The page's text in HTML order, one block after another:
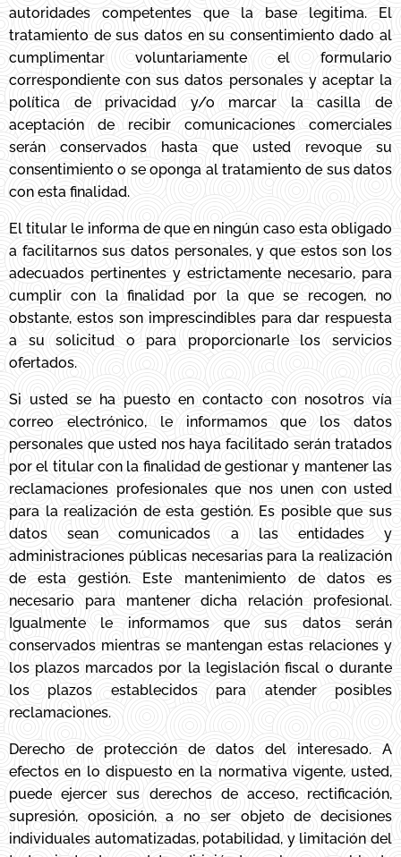
autoridades competentes que la base legitima. El
tratamiento de sus datos en su consentimiento dado al
cumplimentar voluntariamente el formulario
correspondiente con sus datos personales y aceptar la
política de privacidad y/o marcar la casilla de
aceptación de recibir comunicaciones comerciales
serán conservados hasta que usted revoque su
consentimiento o se oponga al tratamiento de sus datos
con esta finalidad.
El titular le informa de que en ningún caso esta obligado
a facilitarnos sus datos personales, y que estos son los
adecuados pertinentes y estrictamente necesario, para
cumplir con la finalidad por la que se recogen, no
obstante, estos son imprescindibles para dar respuesta
a su solicitud o para proporcionarle los servicios
ofertados.
Si usted se ha puesto en contacto con nosotros vía
correo electrónico, le informamos que los datos
personales que usted nos haya facilitado serán tratados
por el titular con la finalidad de gestionar y mantener las
reclamaciones profesionales que nos unen con usted
para la realización de esta gestión. Es posible que sus
datos sean comunicados a las entidades y
administraciones públicas necesarias para la realización
de esta gestión. Este mantenimiento de datos es
necesario para mantener dicha relación profesional.
Igualmente le informamos que sus datos serán
conservados mientras se mantengan estas relaciones y
los plazos marcados por la legislación fiscal o durante
los plazos establecidos para atender posibles
reclamaciones.
Derecho de protección de datos del interesado. A
efectos en lo dispuesto en la normativa vigente, usted,
puede ejercer sus derechos de acceso, rectificación,
supresión, oposición, a no ser objeto de decisiones
individuales automatizadas, potabilidad, y limitación del